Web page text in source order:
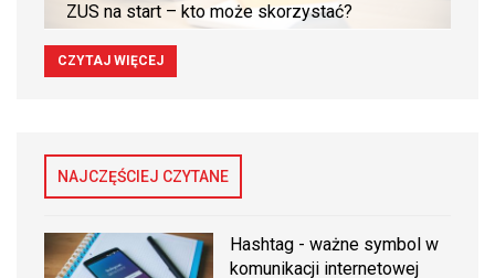
ZUS na start – kto może skorzystać?
CZYTAJ WIĘCEJ
NAJCZĘŚCIEJ CZYTANE
Hashtag - ważne symbol w
komunikacji internetowej